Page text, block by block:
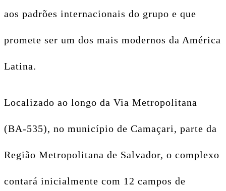
aos padrões internacionais do grupo e que
promete ser um dos mais modernos da América
Latina.
Localizado ao longo da Via Metropolitana
(BA-535), no município de Camaçari, parte da
Região Metropolitana de Salvador, o complexo
contará inicialmente com 12 campos de